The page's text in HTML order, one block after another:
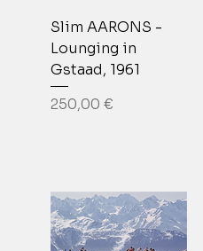
Slim AARONS -
Lounging in
Gstaad, 1961
Prix
250,00 €